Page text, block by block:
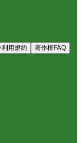
利用規約
著作権FAQ